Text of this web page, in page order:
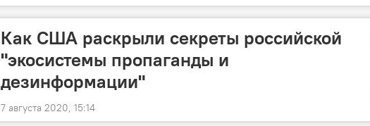
Как США раскрыли секреты российской
"экосистемы пропаганды и
дезинформации"
7 августа 2020, 15:14